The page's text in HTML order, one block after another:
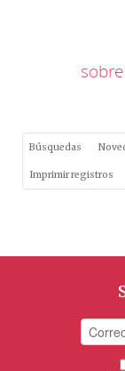
Búsquedas
Imprimir registros